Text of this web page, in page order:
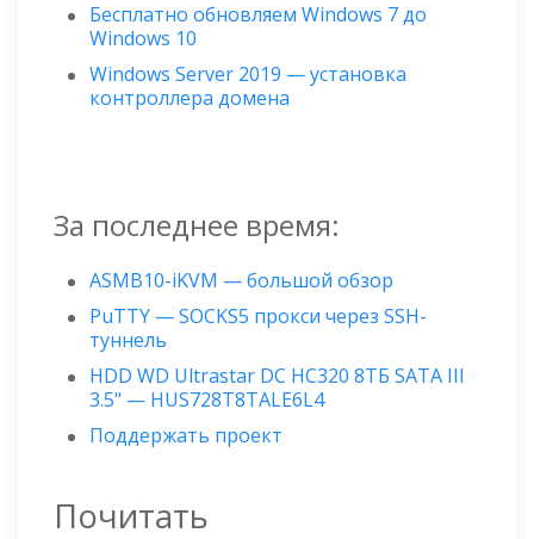
Бесплатно обновляем Windows 7 до
Windows 10
Windows Server 2019 — установка
контроллера домена
За последнее время:
ASMB10-iKVM — большой обзор
PuTTY — SOCKS5 прокси через SSH-
туннель
HDD WD Ultrastar DC HC320 8ТБ SATA III
3.5" — HUS728T8TALE6L4
Поддержать проект
Почитать